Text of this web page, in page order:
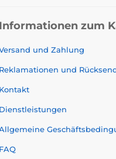
Informationen zum
und Zahlung
Reklamationen und
Kontakt
Dienstleistungen
FAQ